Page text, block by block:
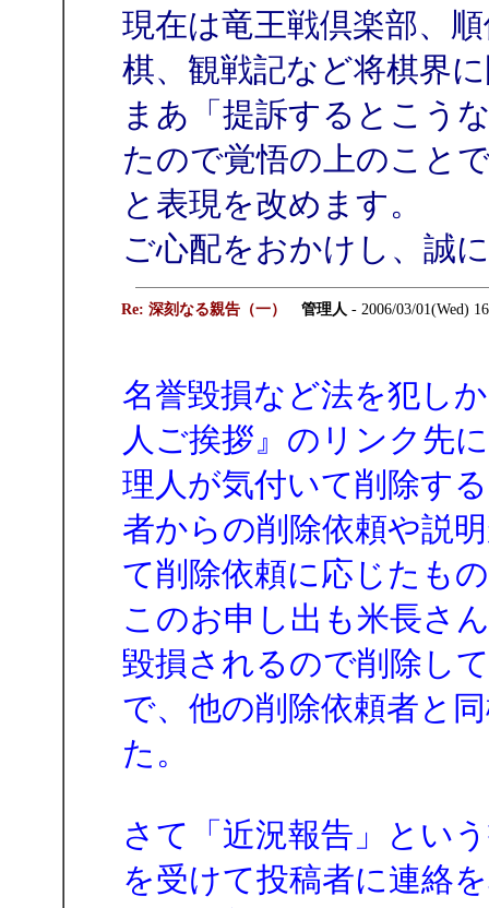
現在は竜王戦倶楽部、
棋、観戦記など将棋界
まあ「提訴するとこう
たので覚悟の上のこと
と表現を改めます。
ご心配をおかけし、誠
Re: 深刻なる親告（一） 管理人 - 2006/03/01(Wed)
名誉毀損など法を犯し
人ご挨拶』のリンク先
理人が気付いて削除す
者からの削除依頼や説
て削除依頼に応じたも
このお申し出も米長さ
毀損されるので削除し
で、他の削除依頼者と
た。
さて「近況報告」とい
を受けて投稿者に連絡